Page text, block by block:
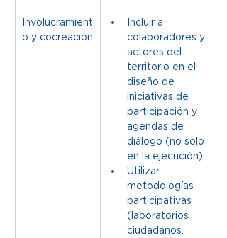
Involucramient
o y cocreación
Incluir a
colaboradores y
actores del
territorio en el
diseño de
iniciativas de
participación y
agendas de
diálogo (no solo
en la ejecución).
Utilizar
metodologías
participativas
(laboratorios
ciudadanos,